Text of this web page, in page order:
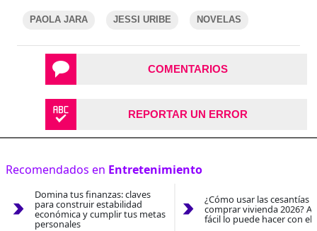
PAOLA JARA JESSI URIBE NOVELAS
COMENTARIOS
REPORTAR UN ERROR
Recomendados en Entretenimiento
Domina tus finanzas: claves
para construir estabilidad
económica y cumplir tus metas
personales
¿Cómo usar las cesantías
comprar vivienda 2026?
fácil lo puede hacer con el